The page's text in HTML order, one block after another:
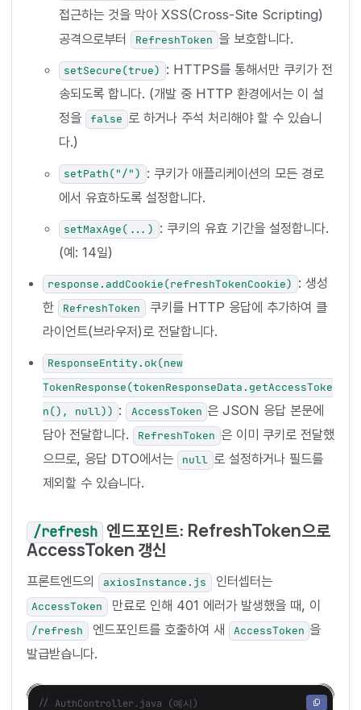
접근하는 것을 막아 XSS(Cross-Site Scripting)
공격으로부터
RefreshToken 을 보호합니다.
setSecure(true) : HTTPS를 통해서만 쿠키가 전
송되도록 합니다. (개발 중 HTTP 환경에서는 이 설
정을
false 로 하거나 주석 처리해야 할 수 있습니
다.)
setPath("/") : 쿠키가 애플리케이션의 모든 경로
에서 유효하도록 설정합니다.
setMaxAge(...) : 쿠키의 유효 기간을 설정합니다.
(예: 14일)
response.addCookie(refreshTokenCookie) : 생성
한
RefreshToken
쿠키를 HTTP 응답에 추가하여 클
라이언트(브라우저)로 전달합니다.
ResponseEntity.ok(new
TokenResponse(tokenResponseData.getAccessToke
n(), null)) : AccessToken 은 JSON 응답 본문에
담아 전달합니다.
RefreshToken 은 이미 쿠키로 전달했
으므로, 응답 DTO에서는
null 로 설정하거나 필드를
제외할 수 있습니다.
/refresh
엔드포인트: RefreshToken으로
AccessToken 갱신
프론트엔드의 axiosInstance.js 인터셉터는
AccessToken 만료로 인해 401 에러가 발생했을 때, 이
/refresh 엔드포인트를 호출하여 새 AccessToken 을
발급받습니다.
// AuthController.java (예시)